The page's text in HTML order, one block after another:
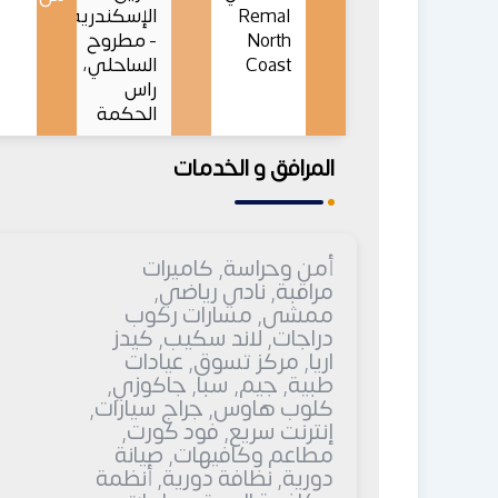
Remal
North
Coast
الإسكندرية
- مطروح
الساحلي،
راس
الحكمة
المرافق و الخدمات
أمن وحراسة, كاميرات
مراقبة, نادي رياضي,
ممشى, مسارات ركوب
دراجات, لاند سكيب, كيدز
اريا, مركز تسوق, عيادات
طبية, جيم, سبا, جاكوزي,
كلوب هاوس, جراج سيارات,
إنترنت سريع, فود كورت,
مطاعم وكافيهات, صيانة
دورية, نظافة دورية, أنظمة